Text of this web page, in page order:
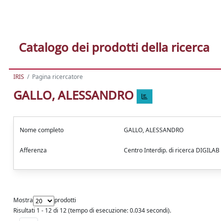
Catalogo dei prodotti della ricerca
IRIS Pagina ricercatore
GALLO, ALESSANDRO
Nome completo GALLO, ALESSANDRO
Afferenza Centro Interdip. di ricerca
Mostra
prodotti
Risultati 1 - 12 di 12 (tempo di esecuzione: 0.034 secondi).